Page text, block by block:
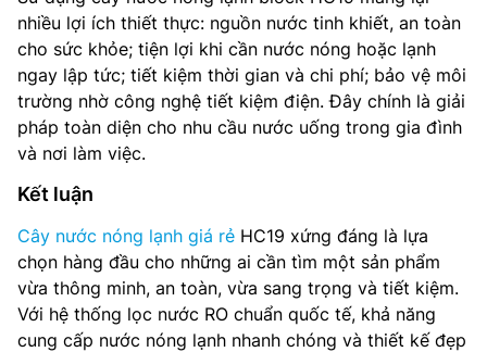
nhiều lợi ích thiết thực: nguồn nước tinh khiết, an toàn
cho sức khỏe; tiện lợi khi cần nước nóng hoặc lạnh
ngay lập tức; tiết kiệm thời gian và chi phí; bảo vệ môi
trường nhờ công nghệ tiết kiệm điện. Đây chính là giải
pháp toàn diện cho nhu cầu nước uống trong gia đình
và nơi làm việc.
Kết luận
Cây nước nóng lạnh giá rẻ HC19 xứng đáng là lựa
chọn hàng đầu cho những ai cần tìm một sản phẩm
vừa thông minh, an toàn, vừa sang trọng và tiết kiệm.
Với hệ thống lọc nước RO chuẩn quốc tế, khả năng
cung cấp nước nóng lạnh nhanh chóng và thiết kế đẹp